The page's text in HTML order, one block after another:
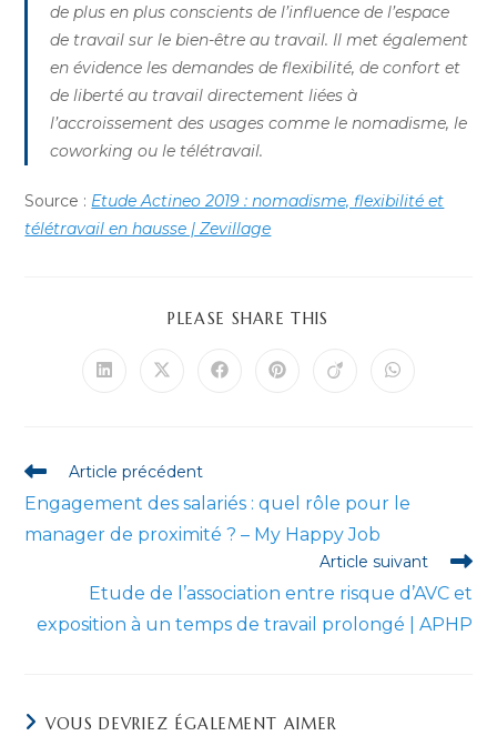
de plus en plus conscients de l’influence de l’espace
de travail sur le bien-être au travail. Il met également
en évidence les demandes de flexibilité, de confort et
de liberté au travail directement liées à
l’accroissement des usages comme le nomadisme, le
coworking ou le télétravail.
Source : Etude Actineo 2019 : nomadisme, flexibilité et
télétravail en hausse | Zevillage
PLEASE SHARE THIS
Ouvrir
Ouvrir Ouvrir Ouvrir Ouvrir Ouvrir
Read
articles
Article précédent
Engagement des salariés : quel rôle pour le
manager de proximité ? – My Happy Job
Article suivant
Etude de l’association entre risque d’AVC et
exposition à un temps de travail prolongé | APHP
VOUS DEVRIEZ ÉGALEMENT AIMER